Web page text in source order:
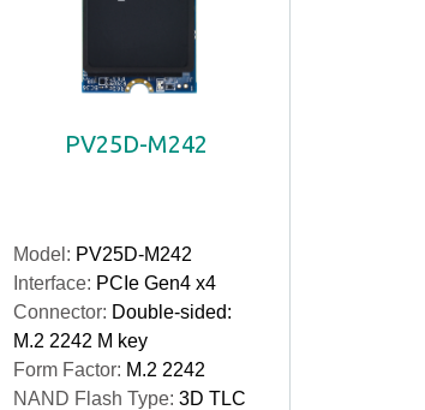
PV25D-M242
Model: PV25D-M242
Interface: PCIe Gen4 x4
Connector: Double-sided:
M.2 2242 M key
Form Factor: M.2 2242
NAND Flash Type: 3D TLC